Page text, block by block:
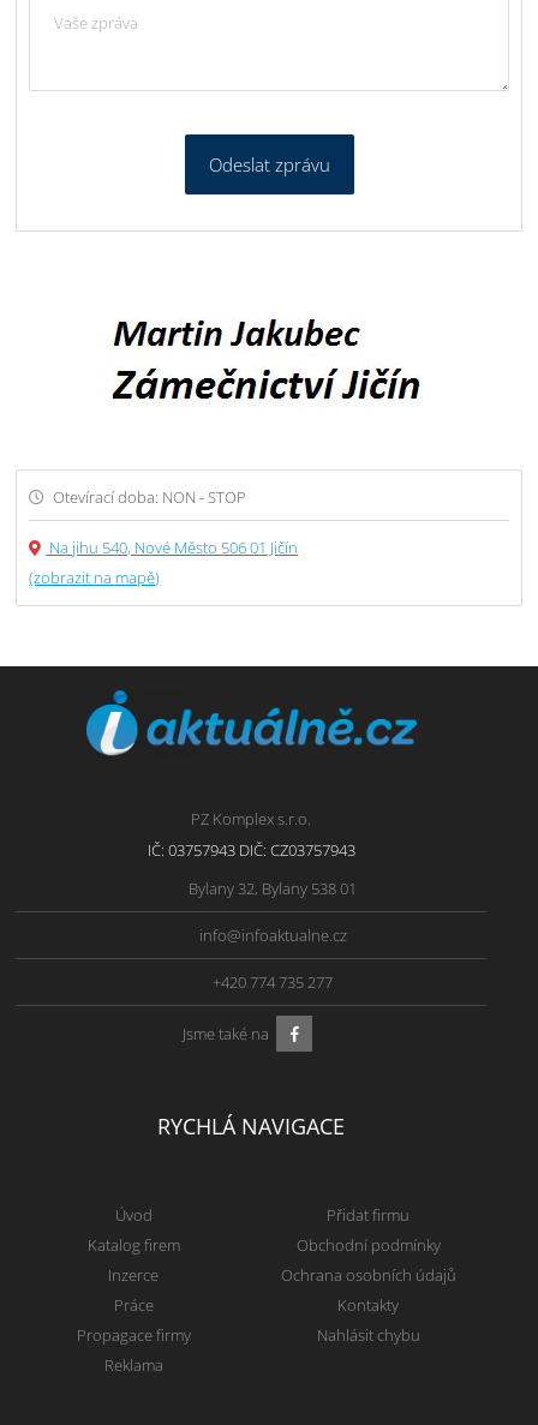
Odeslat zprávu
Otevírací doba: NON - STOP
Na jihu 540, Nové Město 506 01 Jičín
(zobrazit na mapě)
PZ Komplex s.r.o.
IČ: 03757943 DIČ: CZ03757943
Bylany 32, Bylany 538 01
info@infoaktualne.cz
+420 774 735 277
Jsme také na
RYCHLÁ NAVIGACE
Úvod
Katalog firem
Inzerce
Práce
Propagace firmy
Reklama
Přidat firmu
Obchodní podmínky
Ochrana osobních údajů
Kontakty
Nahlásit chybu